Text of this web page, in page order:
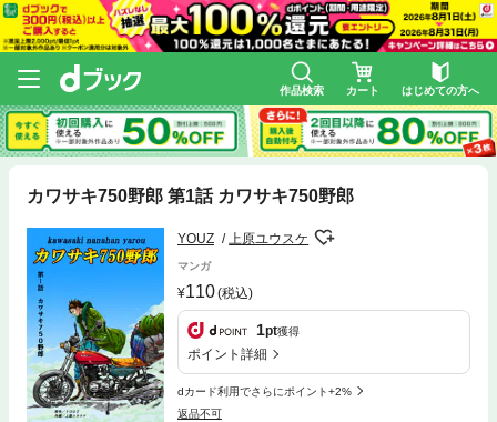
作品検索 カート はじめての方へ
カワサキ750野郎 第1話 カワサキ750野郎
YOUZ 上原ユウスケ
マンガ
110(税込)
1pt獲得
ポイント詳細
dカード利用でさらにポイント+2%
返品不可